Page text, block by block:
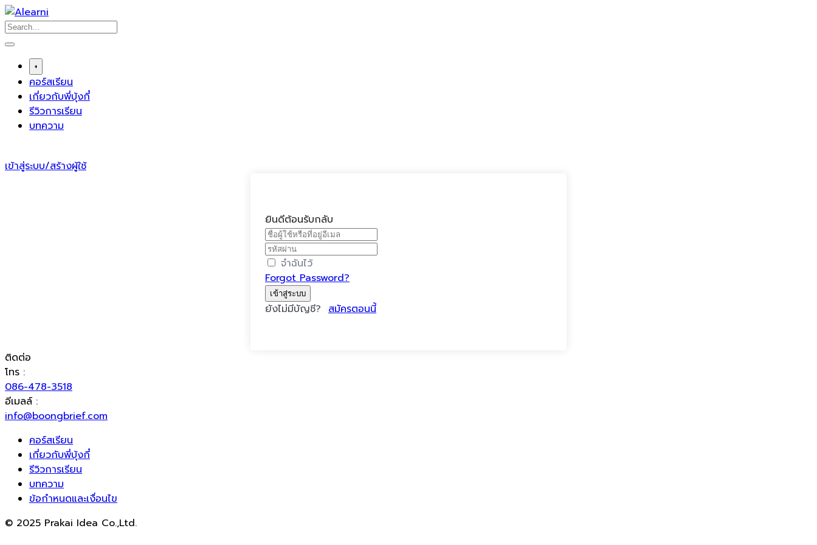
Skip
to
content
+
คอร์สเรียน
เกี่ยวกับพี่บุ้งกี๋
รีวิวการเรียน
บทความ
เข้าสู่ระบบ/สร้างผู้ใช้
ยินดีต้อนรับกลับ
จำฉันไว้
Forgot Password?
เข้าสู่ระบบ
ยังไม่มีบัญชี? สมัครตอนนี้
ติดต่อ
โทร :
086-478-3518
อีเมลล์ :
info@boongbrief.com
คอร์สเรียน
เกี่ยวกับพี่บุ้งกี๋
รีวิวการเรียน
บทความ
ข้อกำหนดและเงื่อนไข
© 2025 Prakai Idea Co.,Ltd.